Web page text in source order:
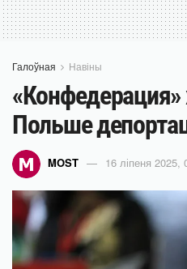
Галоўная Навіны
«Конфедерация»
Польше
MOST 16 ліпеня 2025,